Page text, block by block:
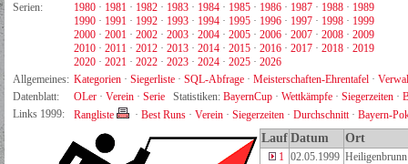
Serien: 1980 · 1981 · 1982 · 1983 · 1984 · 1985 · 1986 · 1987 · 1988 · 1989
1990 · 1991 · 1992 · 1993 · 1994 · 1995 · 1996 · 1997 · 1998 · 1999
2000 · 2001 · 2002 · 2003 · 2004 · 2005 · 2006 · 2007 · 2008 · 2009
2010 · 2011 · 2012 · 2013 · 2014 · 2015 · 2016 · 2017 · 2018 · 2019
2020 · 2021 · 2022 · 2023 · 2024 · 2025 · 2026
Allgemeines: Kategorien · Siegerliste · SQL-Abfrage · Meisterschaften-Ehrentafel ·
Datenblatt:
OLer · Verein · Serie Statistiken: BayernCup · Wettkämpfe · Siegerzeiten ·
Links 1999:
Rangliste · Best Runs · Verein · Siegerzeiten · Durchschnitt· Bayern-
Lauf Datum Ort
1 02.05.1999